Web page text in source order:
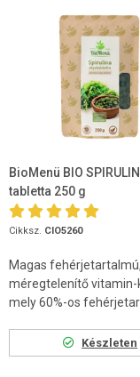
BioMenü BIO
tabletta 250 g
Cikksz. CIO5260
Magas fehérjetartalmú,
méregtelenítő vitamin-
mely 60%-os
Készleten